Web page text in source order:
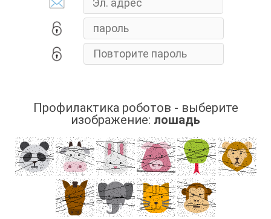
Профилактика роботов - выберите
изображение: лошадь